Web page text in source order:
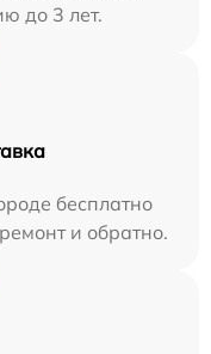
до 3 лет.
бесплатно
и обратно.